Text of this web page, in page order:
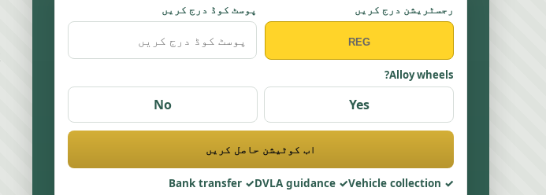
رجسٹریشن درج کریں پوسٹ کوڈ درج کریں
Alloy wheels?
Yes
No
اب کوٹیشن حاصل کریں
Vehicle collection
DVLA guidance
Bank transfer